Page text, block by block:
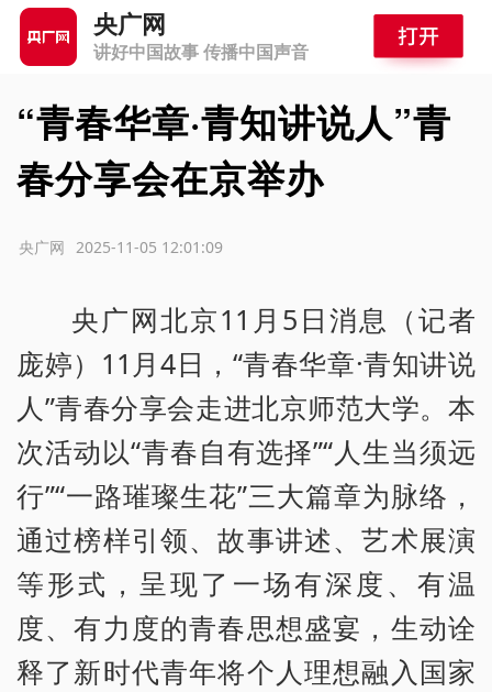
央广网
讲好中国故事 传播中国声音
“青春华章·青知讲说人”青
春分享会在京举办
2025-11-05 12:01:09
央广网
央广网北京11月5日消息（记者
庞婷）11月4日，“青春华章·青知讲说
人”青春分享会走进北京师范大学。本
次活动以“青春自有选择”“人生当须远
行”“一路璀璨生花”三大篇章为脉络，
通过榜样引领、故事讲述、艺术展演
等形式，呈现了一场有深度、有温
度、有力度的青春思想盛宴，生动诠
释了新时代青年将个人理想融入国家